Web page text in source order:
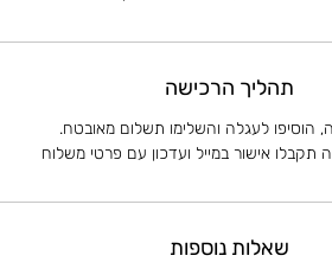
תהליך הרכישה
הוסיפו לעגלה והשלימו תשלום מאובטח.
אישור במייל ועדכון עם פרטי משלוח
שאלות נוספות